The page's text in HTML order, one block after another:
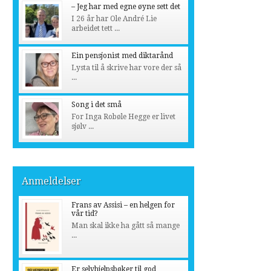
– Jeg har med egne øyne sett det
I 26 år har Ole André Lie
arbeidet tett ...
Ein pensjonist med diktarånd
Lysta til å skrive har vore der så
...
Song i det små
For Inga Robøle Hegge er livet
sjølv ...
Anmeldelser
Frans av Assisi – en helgen for
vår tid?
Man skal ikke ha gått så mange
...
Er selvhjelpsbøker til god